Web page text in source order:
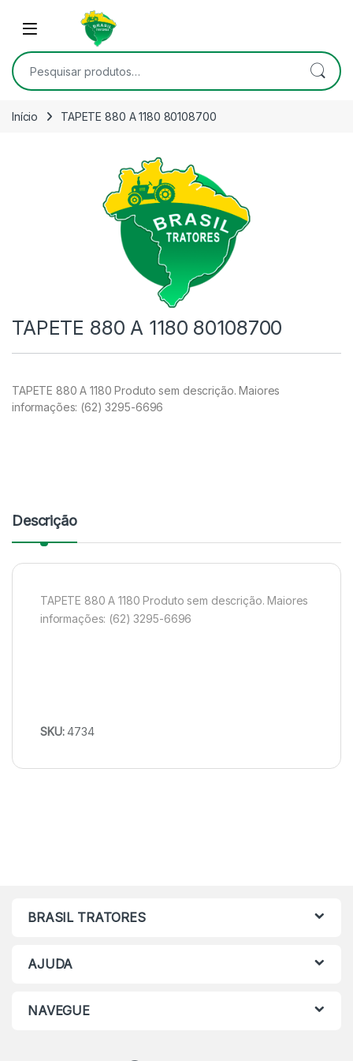
Skip to navigation
Open
Pesquisar por:
Início TAPETE 880 A 1180 80108700
TAPETE 880 A 1180 80108700
TAPETE 880 A 1180 Produto sem descrição. Maiores
informações: (62) 3295-6696
Descrição
TAPETE 880 A 1180 Produto sem descrição. Maiores
informações: (62) 3295-6696
SKU:4734
BRASIL TRATORES
AJUDA
NAVEGUE